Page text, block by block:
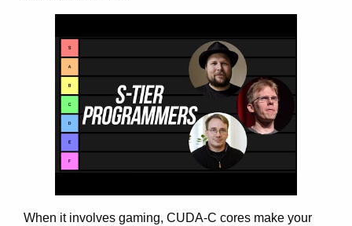
When it involves gaming, CUDA-C cores make your